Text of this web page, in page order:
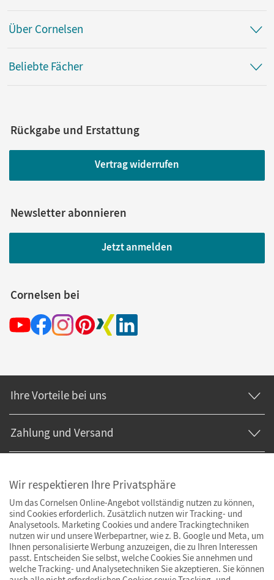
Über Cornelsen
Beliebte Fächer
Rückgabe und Erstattung
Vertrag widerrufen
Newsletter abonnieren
Jetzt anmelden
Cornelsen bei
Ihre Vorteile bei uns
Zahlung und Versand
Wir respektieren Ihre Privatsphäre
Um das Cornelsen Online-Angebot vollständig nutzen zu können,
sind Cookies erforderlich. Zusätzlich nutzen wir Tracking- und
Analysetools. Marketing Cookies und andere Trackingtechniken
nutzen wir und unsere Werbepartner, wie z. B. Google und Meta, um
Ihnen personalisierte Werbung anzuzeigen, die zu Ihren Interessen
passt. Entscheiden Sie selbst, welche Cookies Sie annehmen und
welche Tracking- und Analysetechniken Sie akzeptieren. Sie können